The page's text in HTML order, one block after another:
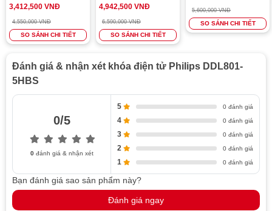
3,412,500 VNĐ
4,550,000 VNĐ
SO SÁNH CHI TIẾT
4,942,500 VNĐ
6,590,000 VNĐ
SO SÁNH CHI TIẾT
5,600,000 VNĐ
SO SÁNH CHI TIẾT
Đánh giá & nhận xét khóa điện tử Philips DDL801-
5HBS
0/5
0đánh giá & nhận xét
5 0 đánh giá
4 0 đánh giá
3 0 đánh giá
2 0 đánh giá
1 0 đánh giá
Bạn đánh giá sao sản phẩm này?
Đánh giá ngay